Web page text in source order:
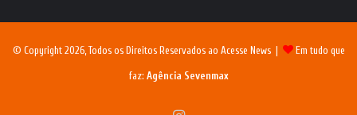
© Copyright 2026, Todos os Direitos Reservados ao Acesse News | Em tudo que
faz: Agência Sevenmax